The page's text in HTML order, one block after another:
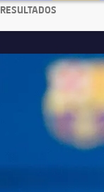
RESULTADOS